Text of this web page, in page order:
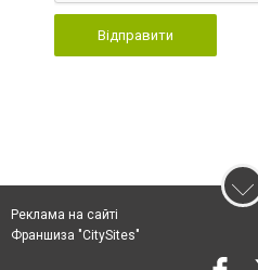
Відправити
Реклама на сайті
Франшиза "CitySites"